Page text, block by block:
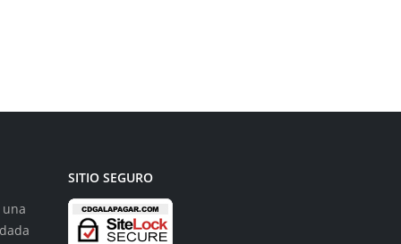
SITIO SEGURO